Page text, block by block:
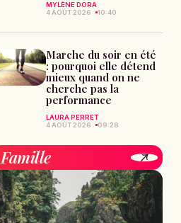
MYLÈNE DORA
4 AOÛT 2026
10:40
Marche du soir en été
: pourquoi elle détend
mieux quand on ne
cherche pas la
performance
LAURA PERRET
4 AOÛT 2026
09:28
Famille